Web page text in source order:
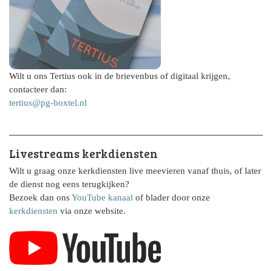
Wilt u ons Tertius ook in de brievenbus of digitaal krijgen,
contacteer dan:
tertius@pg-boxtel.nl
Livestreams kerkdiensten
Wilt u graag onze kerkdiensten live meevieren vanaf thuis, of later
de dienst nog eens terugkijken?
Bezoek dan onsYouTube kanaal of blader door onze
kerkdiensten via onze website.